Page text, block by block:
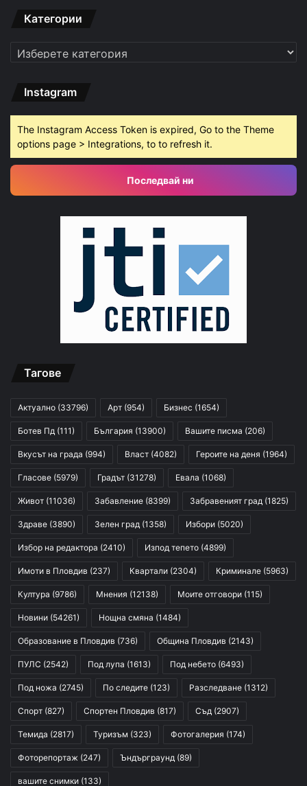
Категории
Категории
Instagram
The Instagram Access Token is expired, Go to the Theme
options page > Integrations, to to refresh it.
Последвай ни
Тагове
Актуално (33796) Арт (954) Бизнес (1654)
Ботев Пд (111) България (13900) Вашите писма (206)
Вкусът на града (994) Власт (4082) Героите на деня (1964)
Гласове (5979) Градът (31278) Евала (1068)
Живот (11036) Забавление (8399) Забравеният град (1825)
Здраве (3890) Зелен град (1358) Избори (5020)
Избор на редактора (2410) Изпод тепето (4899)
Имоти в Пловдив (237) Квартали (2304) Криминале (5963)
Култура (9786) Мнения (12138) Моите отговори (115)
Новини (54261) Нощна смяна (1484)
Образование в Пловдив (736) Община Пловдив (2143)
ПУЛС (2542) Под лупа (1613) Под небето (6493)
Под ножа (2745) По следите (123) Разследване (1312)
Спорт (827) Спортен Пловдив (817) Съд (2907)
Темида (2817) Туризъм (323) Фотогалерия (174)
Фоторепортаж (247) Ъндърграунд (89)
вашите снимки (133)